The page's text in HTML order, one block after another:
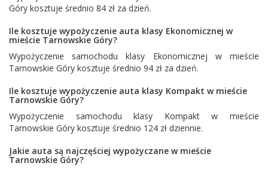
Góry kosztuje średnio 84 zł za dzień.
Ile kosztuje wypożyczenie auta klasy Ekonomicznej w
mieście Tarnowskie Góry?
Wypożyczenie samochodu klasy Ekonomicznej w mieście
Tarnowskie Góry kosztuje średnio 94 zł za dzień.
Ile kosztuje wypożyczenie auta klasy Kompakt w mieście
Tarnowskie Góry?
Wypożyczenie samochodu klasy Kompakt w mieście
Tarnowskie Góry kosztuje średnio 124 zł dziennie.
Jakie auta są najczęściej wypożyczane w mieście
Tarnowskie Góry?